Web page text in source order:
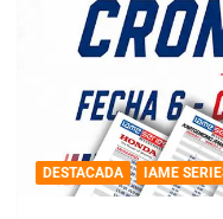
DESTACADA IAME